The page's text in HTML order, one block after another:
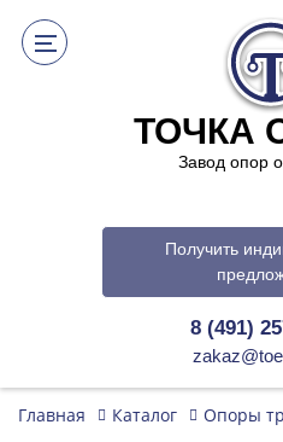
ТОЧКА
Завод опор
Получить
8 (491)
Главная Каталог Опоры